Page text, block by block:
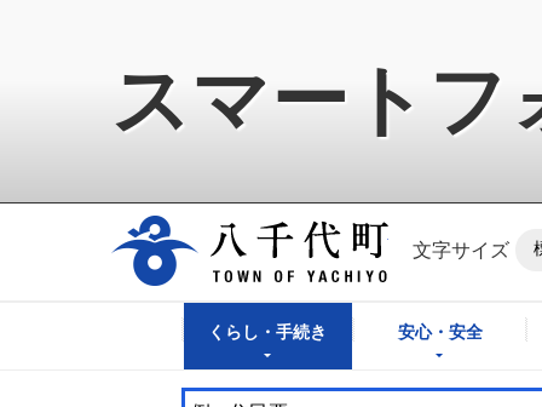
スマートフ
八千代町公式ホ
文字サイズ
くらし・手続き 安心・安全